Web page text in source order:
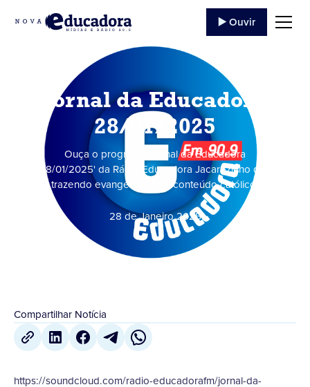
▶️ Ouvir
Jornal da Educadora
28/01/2025
Ouça o programa 'Jornal da Educadora
28/01/2025' da Rádio Educadora Jacarezinho de ,
trazendo evangelização e conteúdo católico.
28 de Janeiro,2025
Compartilhar Notícia
https://soundcloud.com/radio-educadorafm/jornal-da-